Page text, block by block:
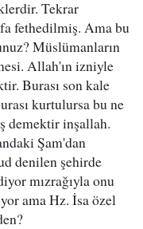
Tekrar
fethedilmiş. Ama bu
Müslümanların
Allah'ın izniyle
Burası son kale
kurtulursa bu ne
demektir inşallah.
Şam'dan
denilen şehirde
mızrağıyla onu
ama Hz. İsa özel